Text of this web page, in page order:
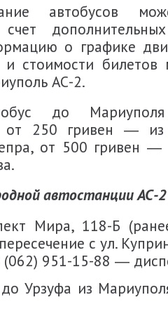
автобусов
о графике
и стоимости билетов
АС-2.
до
от 250 гривен ―
от 500 гривен ―
автостанции АС-
Мира, 118-Б
с ул.
(062) 951-15-88 ―
до Урзуфа из